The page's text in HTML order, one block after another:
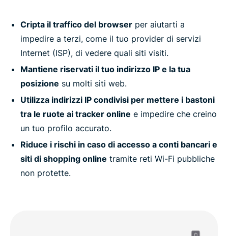
Cripta il traffico del browser per aiutarti a
impedire a terzi, come il tuo provider di servizi
Internet (ISP), di vedere quali siti visiti.
Mantiene riservati il tuo indirizzo IP e la tua
posizione su molti siti web.
Utilizza indirizzi IP condivisi per mettere i bastoni
tra le ruote ai tracker online e impedire che creino
un tuo profilo accurato.
Riduce i rischi in caso di accesso a conti bancari e
siti di shopping online tramite reti Wi-Fi pubbliche
non protette.